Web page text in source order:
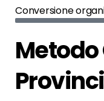
Conversione